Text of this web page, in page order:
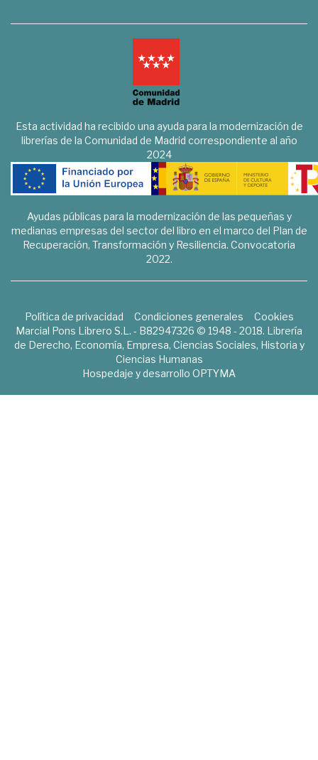
Esta actividad ha recibido una ayuda para la modernización de
librerías de la Comunidad de Madrid correspondiente al año
2024
Ayudas públicas para la modernización de las pequeñas y
medianas empresas del sector del libro en el marco del Plan de
Recuperación, Transformación y Resiliencia. Convocatoria
2022.
Política de privacidad Condiciones generales
Cookies
Marcial Pons Librero S.L. - B82947326 © 1948 - 2018. Librería
de Derecho, Economía, Empresa, Ciencias Sociales, Historia y
Ciencias Humanas
Hospedaje y desarrollo OPTYMA